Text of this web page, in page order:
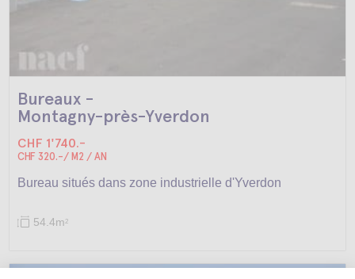
Bureaux -
Montagny-près-Yverdon
CHF 1'740.-
CHF 320.-/ M2 / AN
Bureau situés dans zone industrielle d'Yverdon
54.4m2